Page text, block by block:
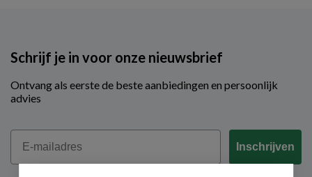
Schrijf je in voor onze nieuwsbrief
Ontvang als eerste de beste aanbiedingen en persoonlijk
advies
Email
Inschrijven